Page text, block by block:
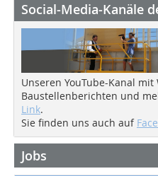
Social-Media-Kanäle
Unseren YouTube-Kanal mit
Baustellenberichten und
Link.
Sie finden uns auch auf
Jobs